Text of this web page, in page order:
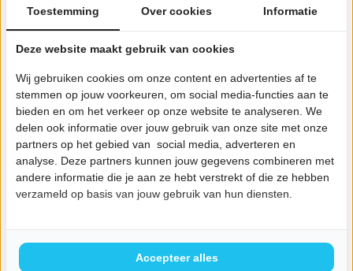
Straat Plaats
Bedrijfsnaam (optioneel)
Voeg toe aan je bestelling
Toestemming Over cookies Informatie
Deze website maakt gebruik van cookies
Wij gebruiken cookies om onze content en advertenties af te
stemmen op jouw voorkeuren, om social media-functies aan te
bieden en om het verkeer op onze website te analyseren. We
delen ook informatie over jouw gebruik van onze site met onze
partners op het gebied van social media, adverteren en
analyse. Deze partners kunnen jouw gegevens combineren met
andere informatie die je aan ze hebt verstrekt of die ze hebben
verzameld op basis van jouw gebruik van hun diensten.
Accepteer alles